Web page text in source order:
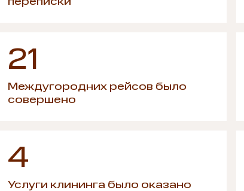
21
Междугородних рейсов было
совершено
4
Услуги клининга было оказано